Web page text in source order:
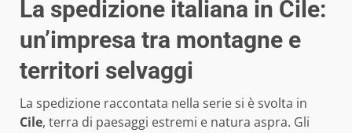
La spedizione italiana in Cile:
un’impresa tra montagne e
territori selvaggi
La spedizione raccontata nella serie si è svolta in
Cile, terra di paesaggi estremi e natura aspra. Gli